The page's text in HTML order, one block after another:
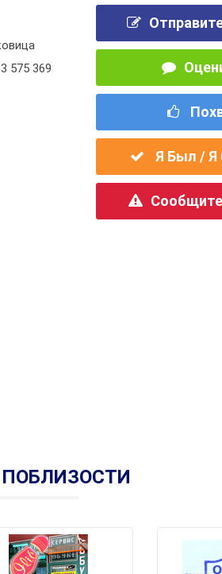
575 369
Я Был / Я
ПОБЛИЗОСТИ